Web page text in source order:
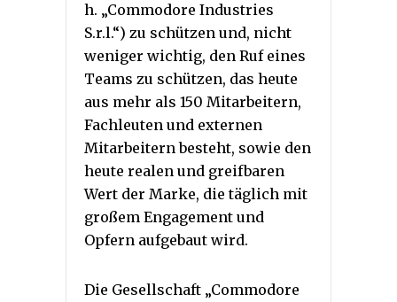
h. „Commodore Industries
S.r.l.“) zu schützen und, nicht
weniger wichtig, den Ruf eines
Teams zu schützen, das heute
aus mehr als 150 Mitarbeitern,
Fachleuten und externen
Mitarbeitern besteht, sowie den
heute realen und greifbaren
Wert der Marke, die täglich mit
großem Engagement und
Opfern aufgebaut wird.
Die Gesellschaft „Commodore